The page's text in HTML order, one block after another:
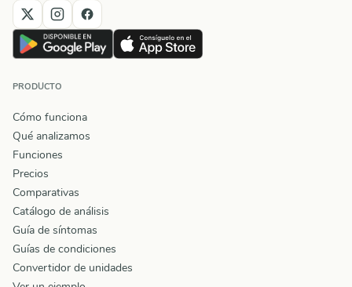
PRODUCTO
Cómo funciona
Qué analizamos
Funciones
Precios
Comparativas
Catálogo de análisis
Guía de síntomas
Guías de condiciones
Convertidor de unidades